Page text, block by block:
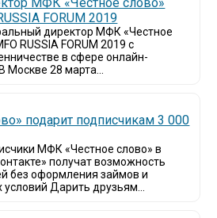
FORUM 2019
директор МФК «Честное
RUSSIA FORUM 2019 с
в сфере онлайн-
28 марта...
подарит подписчикам 3 000
МФК «Честное слово» в
получат возможность
без оформления займов и
Дарить друзьям...